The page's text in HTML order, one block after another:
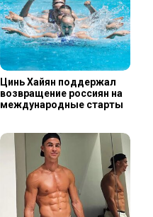
Цинь Хайян поддержал
возвращение россиян на
международные старты